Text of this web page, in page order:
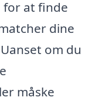
for at finde
dine
om du
måske